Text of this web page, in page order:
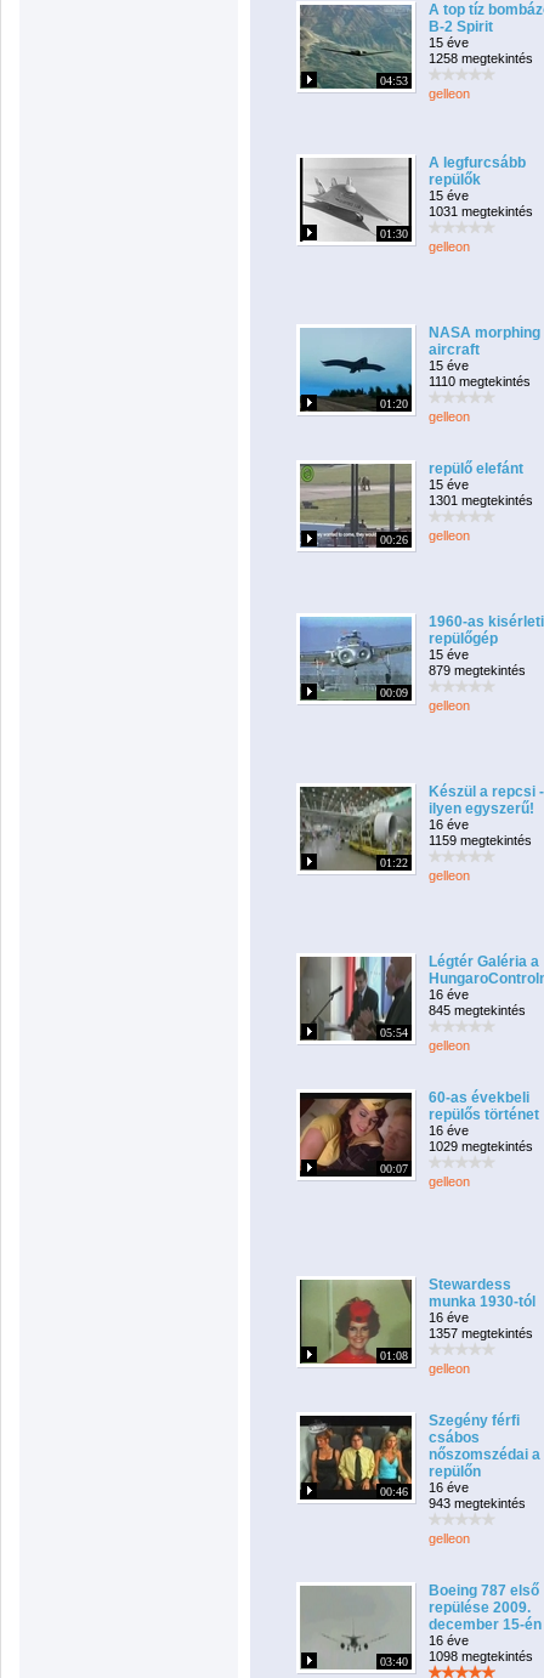
04:53
A top tíz
B-2 Spirit
15 éve
1258 megtekintés
gelleon
01:30
A legfurcsább
repülők
15 éve
1031 megtekintés
gelleon
01:20
NASA morphing
aircraft
15 éve
1110 megtekintés
gelleon
00:26
repülő elefánt
15 éve
1301 megtekintés
gelleon
00:09
1960-as kisérleti
repülőgép
15 éve
879 megtekintés
gelleon
01:22
Készül a repcsi -
ilyen egyszerű!
16 éve
1159 megtekintés
gelleon
05:54
Légtér Galéria a
16 éve
845 megtekintés
gelleon
00:07
60-as évekbeli
repülős történet
16 éve
1029 megtekintés
gelleon
01:08
Stewardess
munka 1930-tól
16 éve
1357 megtekintés
gelleon
00:46
Szegény férfi
csábos
nőszomszédai a
repülőn
16 éve
943 megtekintés
gelleon
03:40
Boeing 787 első
repülése 2009.
december 15-én
16 éve
1098 megtekintés